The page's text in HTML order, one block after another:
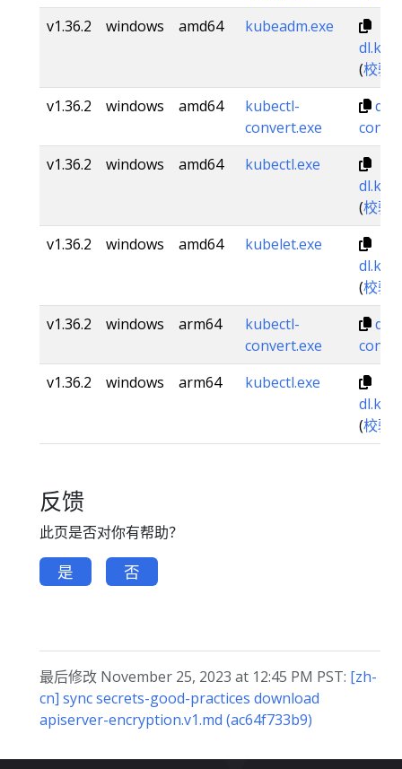
v1.36.2
windows amd64
kubeadm.exe
(校验
v1.36.2
windows amd64
kubectl-
convert.exe
v1.36.2
windows amd64
kubectl.exe
(校验
v1.36.2
windows amd64
kubelet.exe
(校验
v1.36.2
windows arm64
kubectl-
convert.exe
v1.36.2
windows arm64
kubectl.exe
(校验
反馈
此页是否对你有帮助？
是 否
最后修改 November 25, 2023 at 12:45 PM PST: [zh-
cn] sync secrets-good-practices download
apiserver-encryption.v1.md (ac64f733b9)